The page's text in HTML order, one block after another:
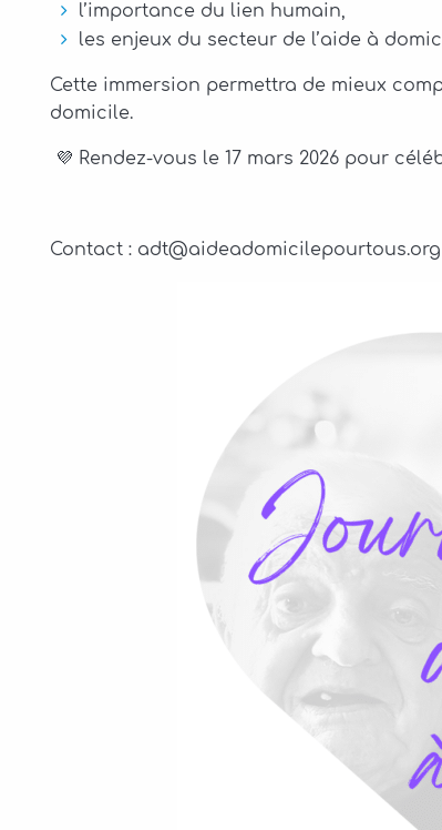
l’importance du lien humain,
les enjeux du secteur de l’aide à
Cette immersion permettra de mieux
domicile.
💜 Rendez-vous le 17 mars 2026 pour
Contact : adt@aideadomicilepourtous.org